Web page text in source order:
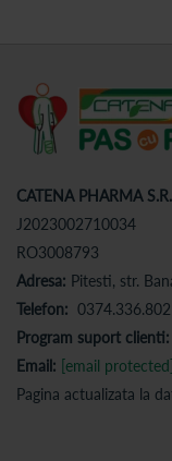
CATENA PHARMA
J2023002710034
RO3008793
Adresa: Pitesti, str.
Telefon: 0374.336.802
Program suport clienti:
Email: [email protected]
Pagina actualizata la